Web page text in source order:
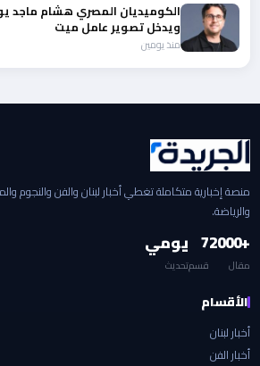
الكوميديان المصري هشام ماجد
ويدخل تصوير عامل ميت
منذ يومين
منصة إخبارية متكاملة تغطي أخبار لبنان والفن والنجوم
والرياضة.
+2000
مقال
7
قسم
يومي
تحديث
الأقسام
أخبار لبنان
أخبار الفن